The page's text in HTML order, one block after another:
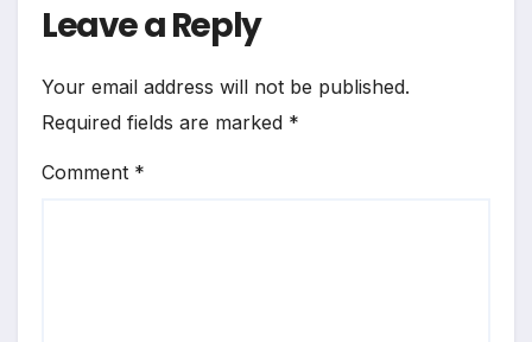
Leave a Reply
Your email address will not be published.
Required fields are marked *
Comment *